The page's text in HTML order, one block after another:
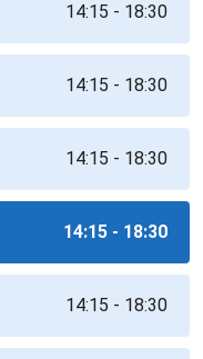
14:15 - 18:30
14:15 - 18:30
14:15 - 18:30
14:15 - 18:30
14:15 - 18:30